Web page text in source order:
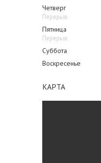
Четверг
Пятница
Суббота
Воскресенье
КАРТА